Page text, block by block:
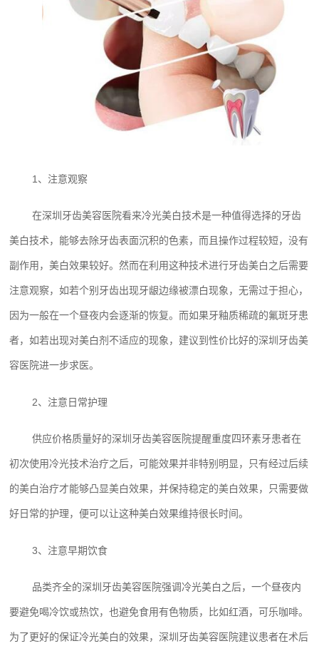
1、注意观察
在深圳牙齿美容‍医院看来冷光美白技术是一种值得选择的牙齿
美白技术，能够去除牙齿表面沉积的色素，而且操作过程较短，没有
副作用，美白效果较好。然而在利用这种技术进行牙齿美白之后需要
注意观察，如若个别牙齿出现牙龈边缘被漂白现象，无需过于担心，
因为一般在一个昼夜内会逐渐的恢复。而如果牙釉质稀疏的氟斑牙患
者，如若出现对美白剂不适应的现象，建议到性价比好的深圳牙齿美
容‍医院进一步求医。
2、注意日常护理
供应价格质量好的深圳牙齿美容‍‍医院提醒重度四环素牙患者在
初次使用冷光技术治疗之后，可能效果并非特别明显，只有经过后续
的美白治疗才能够凸显美白效果，并保持稳定的美白效果，只需要做
好日常的护理，便可以让这种美白效果维持很长时间。
3、注意早期饮食
品类齐全的深圳牙齿美容医院强调冷光美白之后，一个昼夜内
要避免喝冷饮或热饮，也避免食用有色物质，比如红酒，可乐咖啡。
为了更好的保证冷光美白的效果，深圳牙齿美容‍医院建议患者在术后